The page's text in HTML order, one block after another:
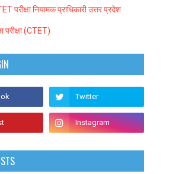
परीक्षा नियामक प्राधिकारी उत्तर प्रदेश
परीक्षा (CTET)